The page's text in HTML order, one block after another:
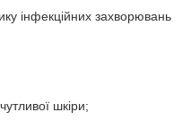
інфекційних захворювань
шкіри;